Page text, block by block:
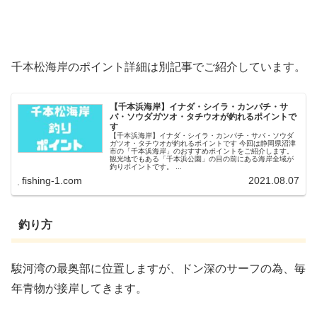
千本松海岸のポイント詳細は別記事でご紹介しています。
【千本浜海岸】イナダ・シイラ・カンパチ・サ
バ・ソウダガツオ・タチウオが釣れるポイントで
す
【千本浜海岸】イナダ・シイラ・カンパチ・サバ・ソウダ
ガツオ・タチウオが釣れるポイントです 今回は静岡県沼津
市の「千本浜海岸」のおすすめポイントをご紹介します。
観光地でもある「千本浜公園」の目の前にある海岸全域が
釣りポイントです。 ...
fishing-1.com 2021.08.07
釣り方
駿河湾の最奥部に位置しますが、ドン深のサーフの為、毎
年青物が接岸してきます。